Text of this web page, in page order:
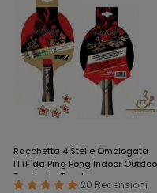
Racchetta 4 Stelle Omologata
ITTF da Ping Pong Indoor
Tennis da Tavolo
20 Recensioni